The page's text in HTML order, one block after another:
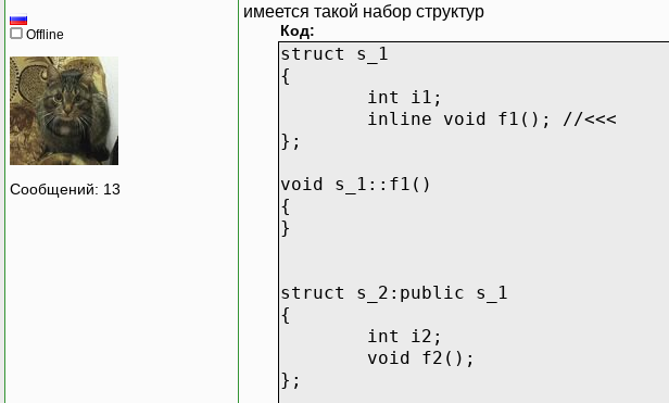
Offline
Сообщений: 13
имеется такой набор структур
Код:
struct s_1
{
int i1;
inline void f1(); //<<<
};
void s_1::f1()
{
}
struct s_2:public s_1
{
int i2;
void f2();
};